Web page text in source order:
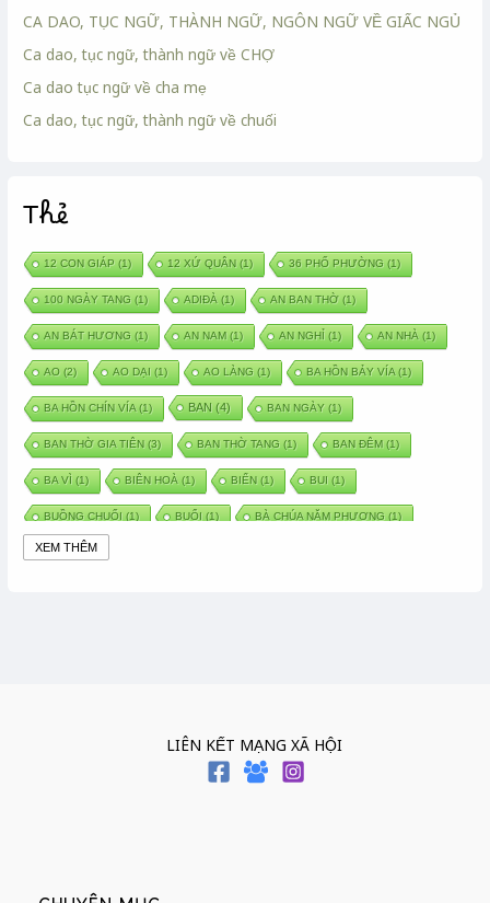
CA DAO, TỤC NGỮ, THÀNH NGỮ, NGÔN NGỮ VỀ GIẤC NGỦ
Ca dao, tục ngữ, thành ngữ về CHỢ
Ca dao tục ngữ về cha mẹ
Ca dao, tục ngữ, thành ngữ về chuối
Thẻ
12 CON GIÁP (1) 12 XỨ QUÂN (1) 36 PHỐ PHƯỜNG (1)
100 NGÀY TANG (1) ADIĐÀ (1) AN BAN THỜ(1)
AN BÁT HƯƠNG (1) AN NAM(1) AN NGHỈ (1) AN NHÀ (1)
AO (2) AO DẠI (1) AO LÀNG (1) BA HỒN BẢY VÍA(1)
BA HỒN CHÍN VÍA(1) BAN (4) BAN NGÀY (1)
BAN THỜ GIA TIÊN (3) BAN THỜ TANG (1) BAN ĐÊM(1)
BA VÌ (1) BIÊN HOÀ (1) BIỂN (1) BUI (1)
BUỒNG CHUỐI (1) BUỔI (1) BÀ CHÚA NĂM PHƯƠNG (1)
BÀ CHÚA THÀNH ĐÔNG
BÁNH CHƯNG BÁNH DẦY
BÁNH TRÁNG (1) BÁNH TRÔI BÁNH CHAY
XEM THÊM
LIÊN KẾT MẠNG XÃ HỘI